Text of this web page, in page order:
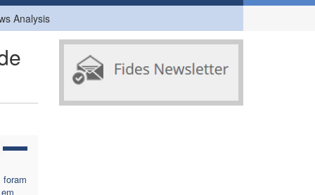
Analysis